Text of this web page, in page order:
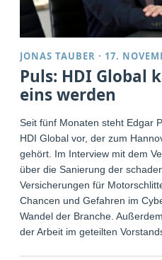
JONAS TAUBER · 17.
Puls: HDI Global
eins werden
Seit fünf Monaten steht Edgar
HDI Global vor, der zum
gehört. Im Interview mit dem
über die Sanierung der
Versicherungen für
Chancen und Gefahren im
Wandel der Branche.
der Arbeit im geteilten